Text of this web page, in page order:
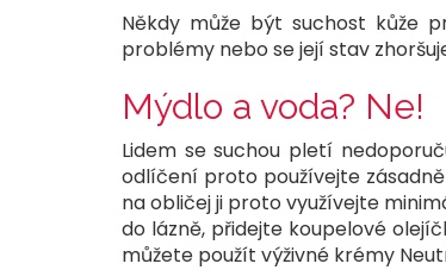
Někdy může být suchost kůže
problémy nebo se její stav
Mýdlo a voda? Ne!
Lidem se suchou pletí
odlíčení proto používejte
na obličej ji proto využívejte
do lázně, přidejte koupelové
můžete použít výživné krémy